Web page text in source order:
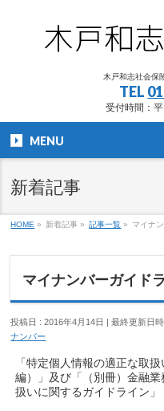
木戸和志社会保
TEL
受付時間：
MENU
新着記事
HOME » 新着記事 » 記事一覧 » マイナ
マイナンバーガイド
投稿日 : 2016年4月14日 最終更新日
ナンバー
「特定個人情報の適正な取
編）」及び「（別冊）金融
扱いに関するガイドライン」